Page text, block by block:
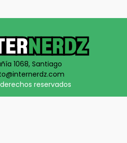
1068, Santiago
reservados